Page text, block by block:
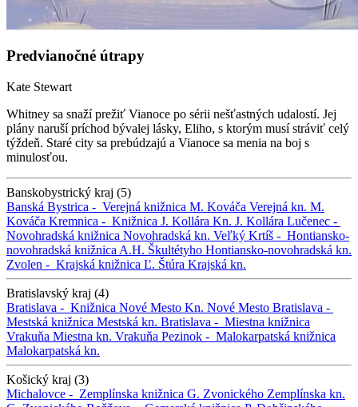
Predvianočné útrapy
Kate Stewart
Whitney sa snaží prežiť Vianoce po sérii nešťastných udalostí. Jej
plány naruší príchod bývalej lásky, Eliho, s ktorým musí stráviť celý
týždeň. Staré city sa prebúdzajú a Vianoce sa menia na boj s
minulosťou.
Banskobystrický kraj (5)
Banská Bystrica - Verejná knižnica M. Kováča Verejná kn. M.
Kováča Kremnica - Knižnica J. Kollára Kn. J. Kollára Lučenec -
Novohradská knižnica Novohradská kn. Veľký Krtíš - Hontiansko-
novohradská knižnica A.H. Škultétyho Hontiansko-novohradská kn.
Zvolen - Krajská knižnica Ľ. Štúra Krajská kn.
Bratislavský kraj (4)
Bratislava - Knižnica Nové Mesto Kn. Nové Mesto Bratislava -
Mestská knižnica Mestská kn. Bratislava - Miestna knižnica
Vrakuňa Miestna kn. Vrakuňa Pezinok - Malokarpatská knižnica
Malokarpatská kn.
Košický kraj (3)
Michalovce - Zemplínska knižnica G. Zvonického Zemplínska kn.